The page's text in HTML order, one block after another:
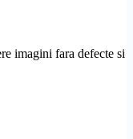
imagini fara defecte si